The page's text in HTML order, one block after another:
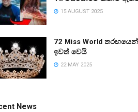
15 AUGUST 2025
72 Miss World
ඉවත් වෙයි
22 MAY 2025
News